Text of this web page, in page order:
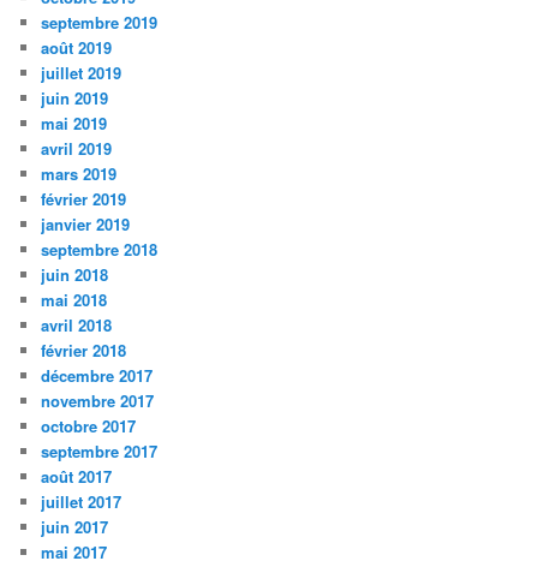
septembre 2019
août 2019
juillet 2019
juin 2019
mai 2019
avril 2019
mars 2019
février 2019
janvier 2019
septembre 2018
juin 2018
mai 2018
avril 2018
février 2018
décembre 2017
novembre 2017
octobre 2017
septembre 2017
août 2017
juillet 2017
juin 2017
mai 2017